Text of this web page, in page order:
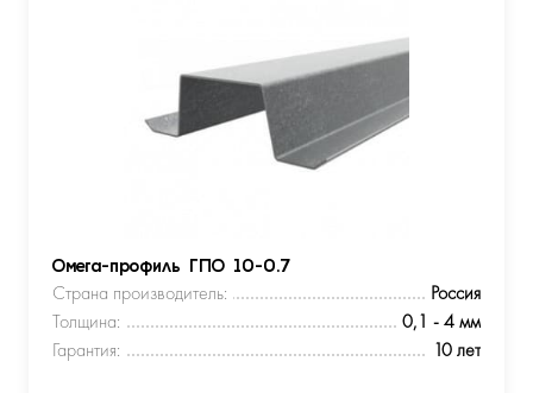
Омега-профиль ГПО 10-0.7
Страна производитель:
Россия
Толщина:
0,1 - 4 мм
Гарантия:
10 лет